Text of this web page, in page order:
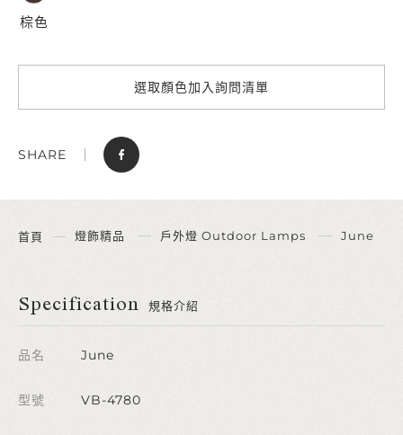
棕色
選取顏色加入詢問清單
SHARE
首頁 燈飾精品 戶外燈 Outdoor Lamps June
Specification 規格介紹
品名 June
型號 VB-4780